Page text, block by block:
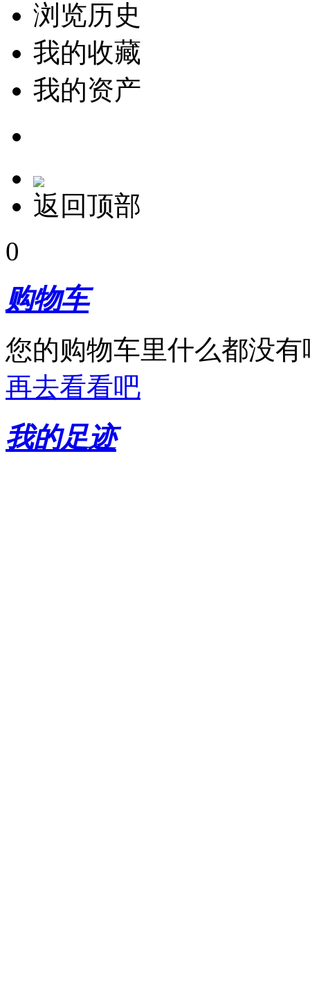
浏览历史
我的收藏
我的资产
返回顶部
0
购物车
您的购物车里什么都没有
再去看看吧
我的足迹